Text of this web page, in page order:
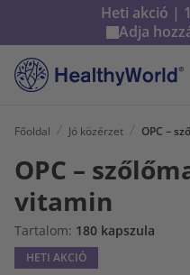
Heti akció |
Adja
Főoldal Jó közérzet
OPC –
vitamin
Tartalom: 180 kapszula
HETI AKCIÓ